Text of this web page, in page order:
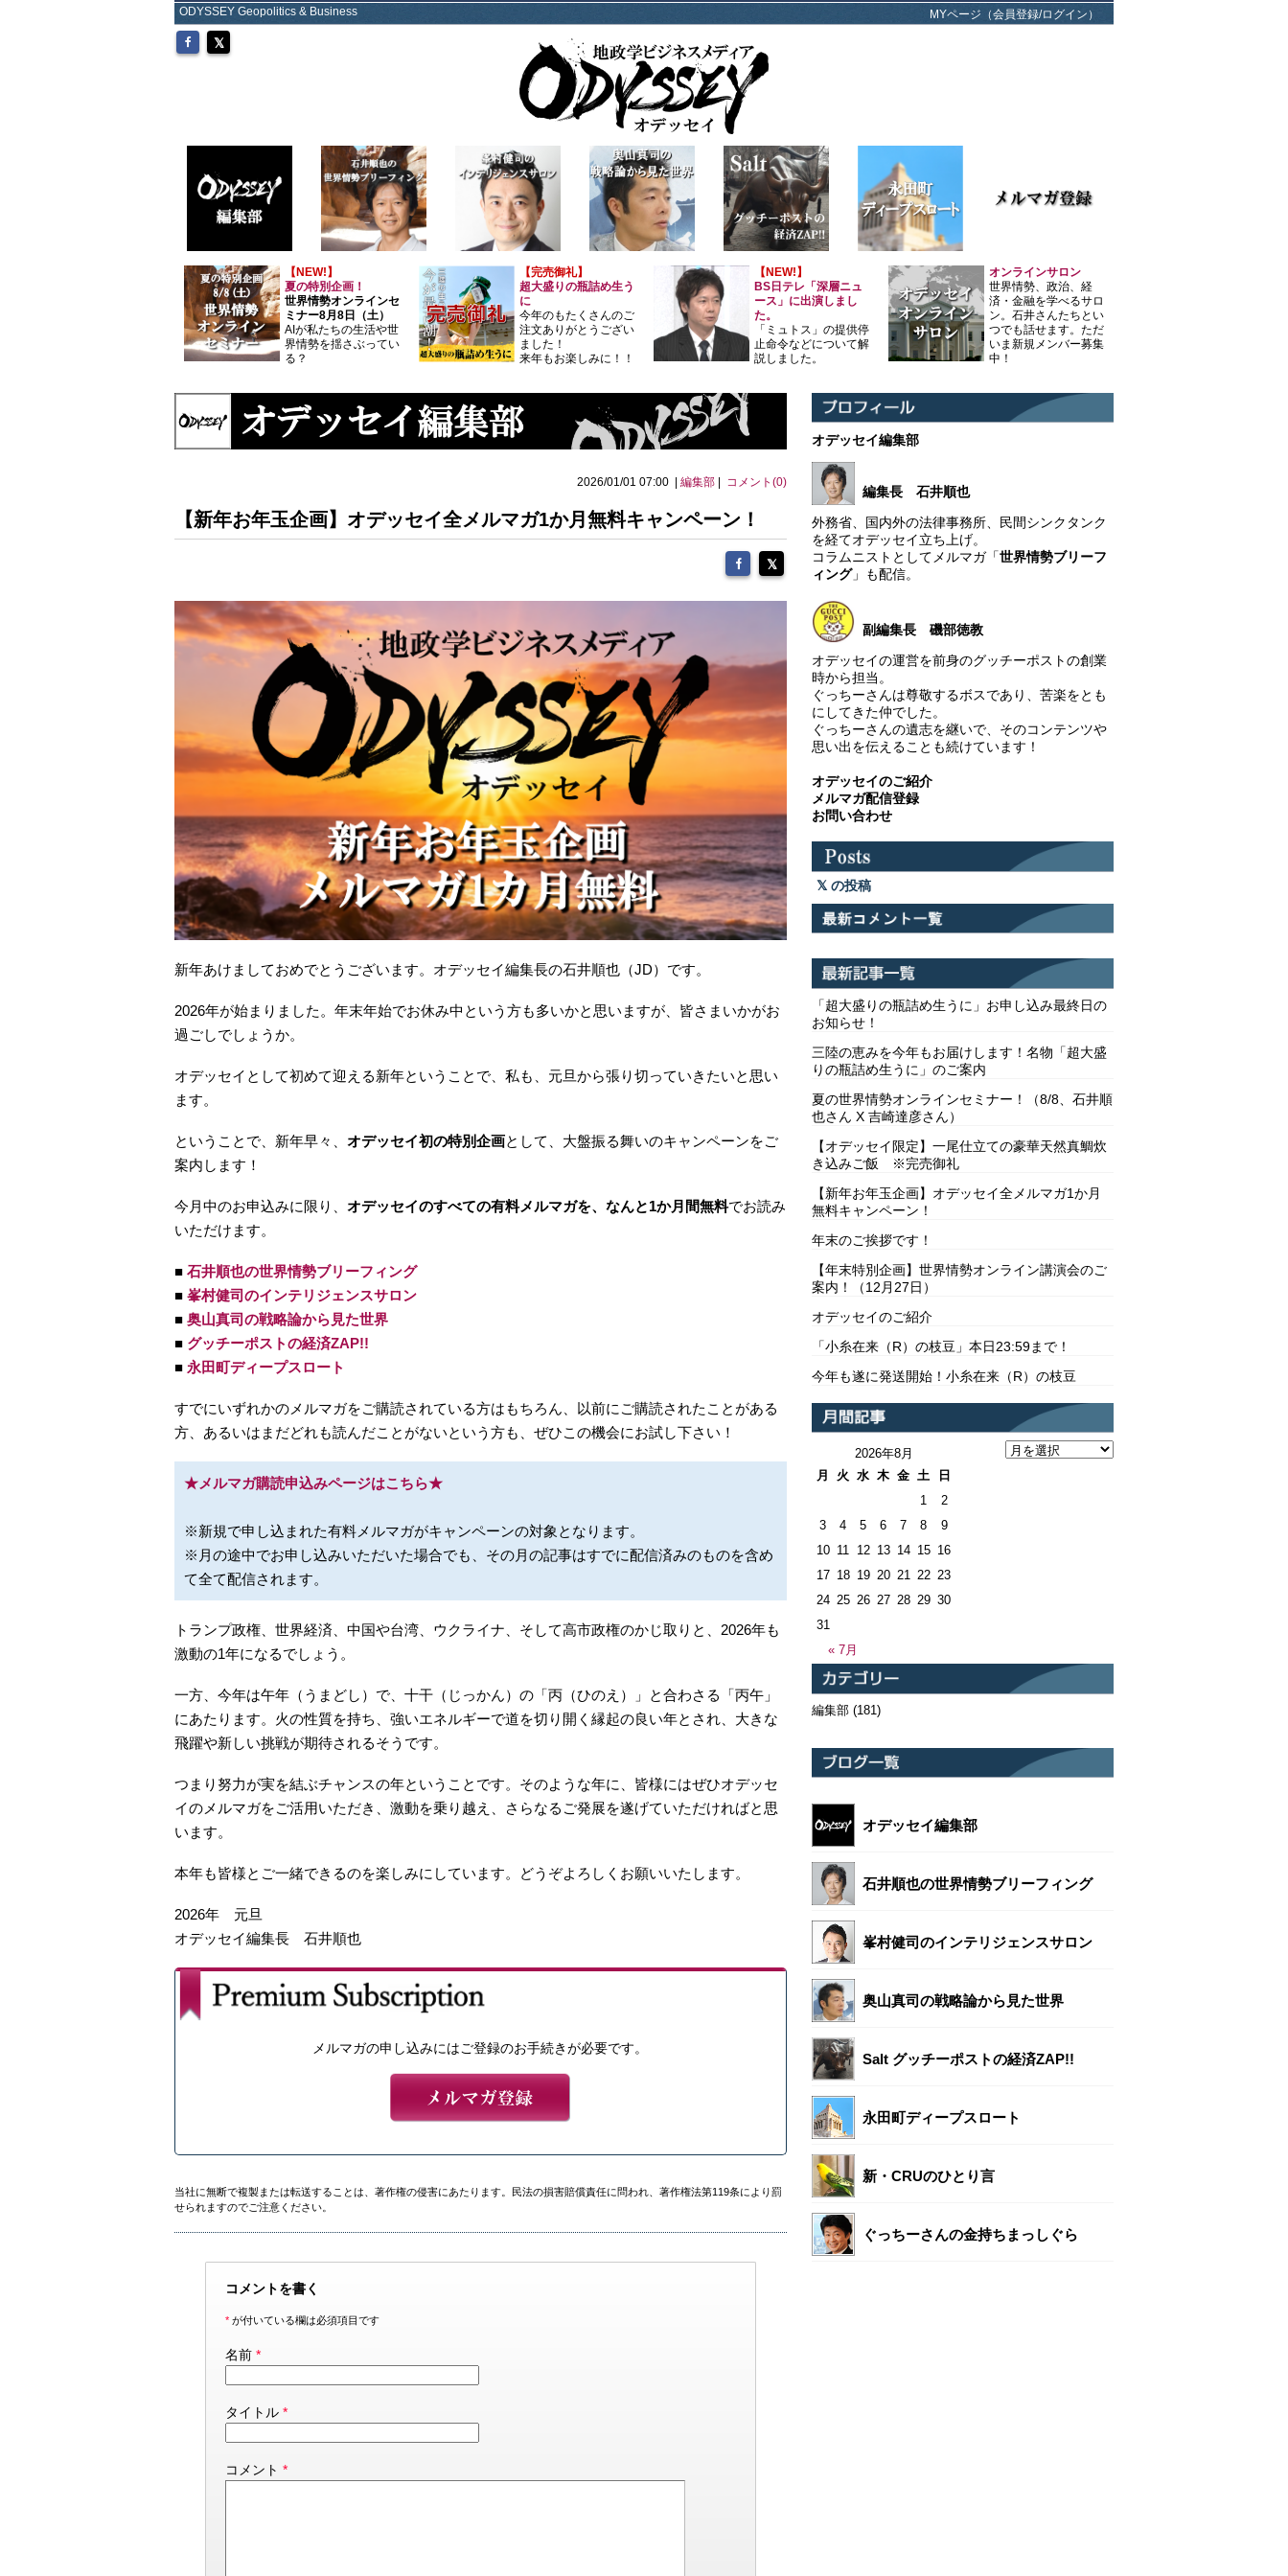
ODYSSEY Geopolitics & Business MYページ（会員登録/ログイン）
【NEW!】
夏の特別企画！
世界情勢オンラインセ
ミナー8月8日（土）
AIが私たちの生活や世
界情勢を揺さぶってい
る？
【完売御礼】
超大盛りの瓶詰め生う
に
今年のもたくさんのご
注文ありがとうござい
ました！
来年もお楽しみに！！
【NEW!】
BS日テレ「深層ニュ
ース」に出演しまし
た。
「ミュトス」の提供停
止命令などについて解
説しました。
オンラインサロン
世界情勢、政治、経
済・金融を学べるサロ
ン。石井さんたちとい
つでも話せます。ただ
いま新規メンバー募集
中！
2026/01/01 07:00 | 編集部| コメント(0)
【新年お年玉企画】オデッセイ全メルマガ1か月無料キャンペーン！
新年あけましておめでとうございます。オデッセイ編集長の石井順也（JD）です。
2026年が始まりました。年末年始でお休み中という方も多いかと思いますが、皆さまいかがお
過ごしでしょうか。
オデッセイとして初めて迎える新年ということで、私も、元旦から張り切っていきたいと思い
ます。
ということで、新年早々、 オデッセイ初の特別企画として、大盤振る舞いのキャンペーンをご
案内します！
今月中のお申込みに限り、 オデッセイのすべての有料メルマガを、なんと1か月間無料でお読み
いただけます。
■ 石井順也の世界情勢ブリーフィング
■ 峯村健司のインテリジェンスサロン
■ 奥山真司の戦略論から見た世界
■ グッチーポストの経済ZAP!!
■ 永田町ディープスロート
すでにいずれかのメルマガをご購読されている方はもちろん、以前にご購読されたことがある
方、あるいはまだどれも読んだことがないという方も、ぜひこの機会にお試し下さい！
★メルマガ購読申込みページはこちら★
※新規で申し込まれた有料メルマガがキャンペーンの対象となります。
※月の途中でお申し込みいただいた場合でも、その月の記事はすでに配信済みのものを含め
て全て配信されます。
トランプ政権、世界経済、中国や台湾、ウクライナ、そして高市政権のかじ取りと、2026年も
激動の1年になるでしょう。
一方、今年は午年（うまどし）で、十干（じっかん）の「丙（ひのえ）」と合わさる「丙午」
にあたります。火の性質を持ち、強いエネルギーで道を切り開く縁起の良い年とされ、大きな
飛躍や新しい挑戦が期待されるそうです。
つまり努力が実を結ぶチャンスの年ということです。そのような年に、皆様にはぜひオデッセ
イのメルマガをご活用いただき、激動を乗り越え、さらなるご発展を遂げていただければと思
います。
本年も皆様とご一緒できるのを楽しみにしています。どうぞよろしくお願いいたします。
2026年 元旦
オデッセイ編集長 石井順也
メルマガの申し込みにはご登録のお手続きが必要です。
当社に無断で複製または転送することは、著作権の侵害にあたります。民法の損害賠償責任に問われ、著作権法第119条により罰
せられますのでご注意ください。
コメントを書く
*が付いている欄は必須項目です
名前 *
タイトル *
コメント *
オデッセイ編集部
編集長 石井順也
外務省、国内外の法律事務所、民間シンクタンク
を経てオデッセイ立ち上げ。
コラムニストとしてメルマガ「世界情勢ブリーフ
ィング」も配信。
副編集長 磯部徳教
オデッセイの運営を前身のグッチーポストの創業
時から担当。
ぐっちーさんは尊敬するボスであり、苦楽をとも
にしてきた仲でした。
ぐっちーさんの遺志を継いで、そのコンテンツや
思い出を伝えることも続けています！
オデッセイのご紹介
メルマガ配信登録
お問い合わせ
の投稿
「超大盛りの瓶詰め生うに」お申し込み最終日の
お知らせ！
三陸の恵みを今年もお届けします！名物「超大盛
りの瓶詰め生うに」のご案内
夏の世界情勢オンラインセミナー！（8/8、石井順
也さん X 吉崎達彦さん）
【オデッセイ限定】一尾仕立ての豪華天然真鯛炊
き込みご飯 ※完売御礼
【新年お年玉企画】オデッセイ全メルマガ1か月
無料キャンペーン！
年末のご挨拶です！
【年末特別企画】世界情勢オンライン講演会のご
案内！（12月27日）
オデッセイのご紹介
「小糸在来（R）の枝豆」本日23:59まで！
今年も遂に発送開始！小糸在来（R）の枝豆
2026年8月
月
火 水 木 金 土 日
« 7月
1
2
3
4 5 6 7 8
9
10 11 12 13 14 15 16
17 18 19 20 21 22 23
24 25 26 27 28 29 30
31
編集部 (181)
オデッセイ編集部
石井順也の世界情勢ブリーフィング
峯村健司のインテリジェンスサロン
奥山真司の戦略論から見た世界
Salt グッチーポストの経済ZAP!!
永田町ディープスロート
新・CRUのひとり言
ぐっちーさんの金持ちまっしぐら